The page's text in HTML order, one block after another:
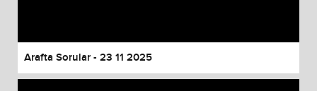
Arafta Sorular - 23 11 2025